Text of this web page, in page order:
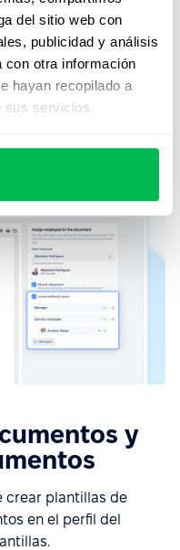
del sitio web con
publicidad y análisis
con otra información
hayan recopilado a
sus servicios.
los empleados
Con esta función
acelerará la
firmados, los
a las
y
crear plantillas de
en el perfil del